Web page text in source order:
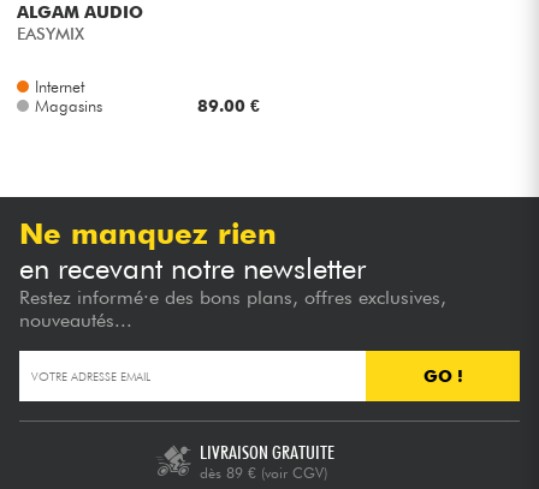
Eclairage
Vents
Violons & Quatuor
Eveil Musical
ALGAM AUDIO
EASYMIX
Internet
Magasins
89.00 €
Ne manquez rien
en recevant notre newsletter
Restez informé·e des bons plans, offres exclusives,
nouveautés...
GO !
LIVRAISON GRATUITE
dès 89 € (voir CGV)